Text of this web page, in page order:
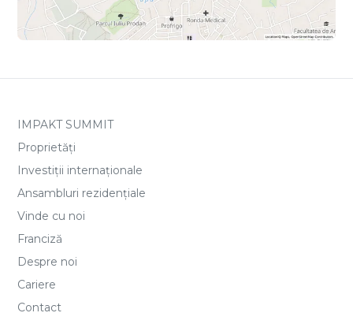
IMPAKT SUMMIT
Proprietăți
Investiții internaționale
Ansambluri rezidențiale
Vinde cu noi
Franciză
Despre noi
Cariere
Contact